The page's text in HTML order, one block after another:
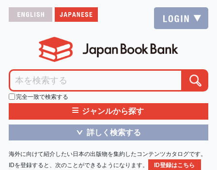
完全一致で検索する
≡ ジャンルから探す
＞ 詳しく検索する
海外に向けて紹介したい日本の出版物を集約したコンテンツカタログです。
IDを登録すると、次のことができるようになります。
ID登録はこちら